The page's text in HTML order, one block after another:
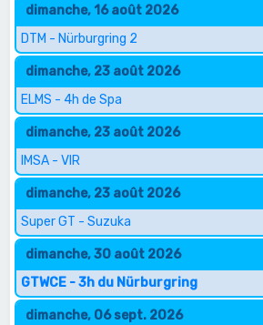
dimanche, 16 août 2026
DTM - Nürburgring 2
dimanche, 23 août 2026
ELMS - 4h de Spa
dimanche, 23 août 2026
IMSA - VIR
dimanche, 23 août 2026
Super GT - Suzuka
dimanche, 30 août 2026
GTWCE - 3h du Nürburgring
dimanche, 06 sept. 2026